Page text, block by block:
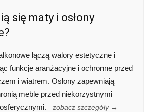
się maty i osłony
łączą walory estetyczne i
funkcje aranżacyjne i ochronne przed
i wiatrem. Osłony zapewniają
meble przed niekorzystnymi
zobacz szczegóły →